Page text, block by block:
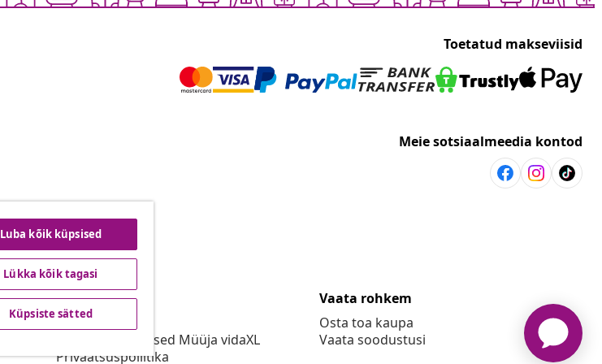
Toetatud makseviisid
Meie sotsiaalmeedia kontod
vidaXL
vidaXList
Kasutustingimused Müüja vidaXL
Privaatsuspoliitika
Vaata rohkem
Osta toa kaupa
Vaata soodustusi
Luba kõik küpsised
Lükka kõik tagasi
Küpsiste sätted